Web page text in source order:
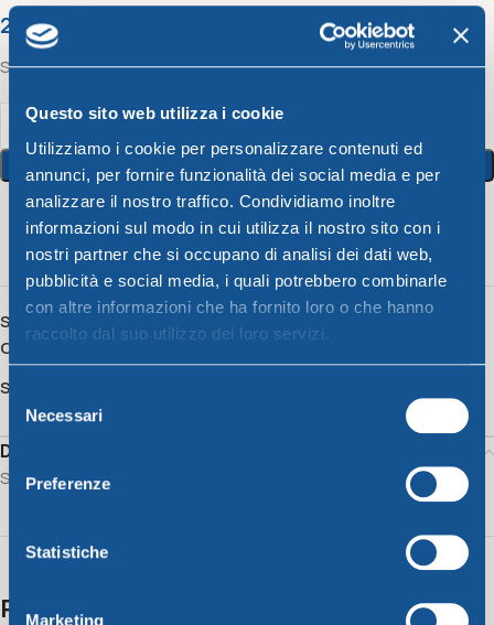
Questo sito web utilizza i cookie
Utilizziamo i cookie per personalizzare contenuti ed
annunci, per fornire funzionalità dei social media e per
analizzare il nostro traffico. Condividiamo inoltre
informazioni sul modo in cui utilizza il nostro sito con i
nostri partner che si occupano di analisi dei dati web,
pubblicità e social media, i quali potrebbero combinarle
con altre informazioni che ha fornito loro o che hanno
raccolto dal suo utilizzo dei loro servizi.
Selezione
del
consenso
Necessari
Preferenze
Statistiche
Marketing
2,92€
Salad bowl diam. 16cm – transparent
Add To Cart
6 People watching this product now!
SKU:
47130
Category:
Share:
Description
Salad bowl diam. 16cm – transparent
Related products